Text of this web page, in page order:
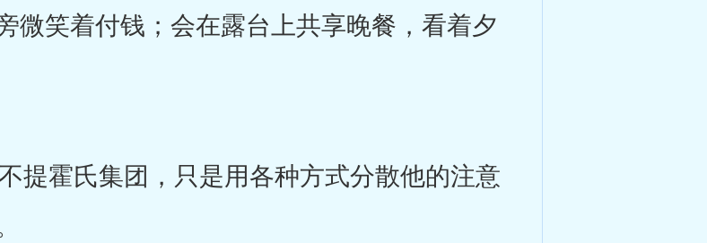
微笑着付钱；会在露台上共享晚餐，看着夕
提霍氏集团，只是用各种方式分散他的注意